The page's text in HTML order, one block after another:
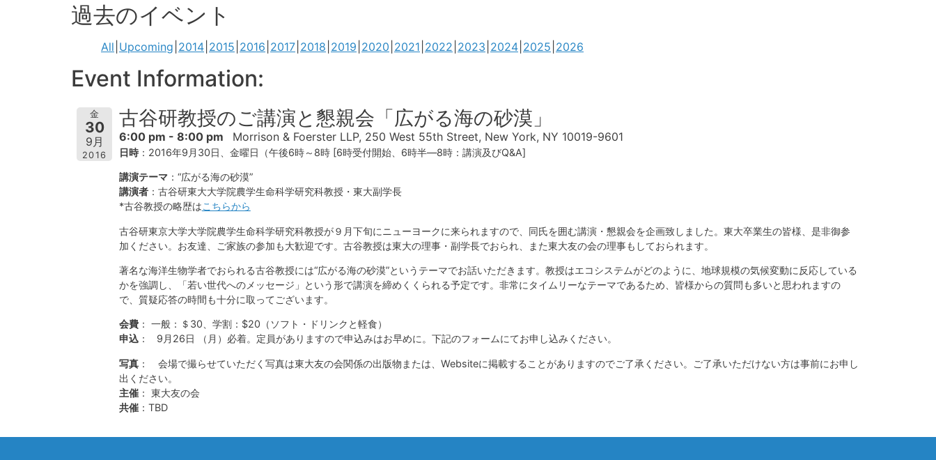
過去のイベント
All Upcoming 2014 2015 2016 2017 2018 2019 2020 2021 2022 2023 2024 2025 2026
Event Information:
金
30
9月
2016
古谷研教授のご講演と懇親会「広がる海の砂漠」
6:00 pm - 8:00 pm Morrison & Foerster LLP, 250 West 55th Street, New York, NY 10019-9601
日時：2016年9月30日、金曜日（午後6時～8時 [6時受付開始、6時半―8時：講演及びQ&A]
講演テーマ：“広がる海の砂漠”
講演者：古谷研東大大学院農学生命科学研究科教授・東大副学長
*古谷教授の略歴はこちらから
古谷研東京大学大学院農学生命科学研究科教授が９月下旬にニューヨークに来られますので、同氏を囲む講演・懇親会を企画致しました。東大卒業生の皆様、是非御参
加ください。お友達、ご家族の参加も大歓迎です。古谷教授は東大の理事・副学長でおられ、また東大友の会の理事もしておられます。
著名な海洋生物学者でおられる古谷教授には“広がる海の砂漠”というテーマでお話いただきます。教授はエコシステムがどのように、地球規模の気候変動に反応している
かを強調し、「若い世代へのメッセージ」という形で講演を締めくくられる予定です。非常にタイムリーなテーマであるため、皆様からの質問も多いと思われますの
で、質疑応答の時間も十分に取ってございます。
会費： 一般：＄30、学割：$20（ソフト・ドリンクと軽食）
申込： 9月26日 （月）必着。定員がありますので申込みはお早めに。下記のフォームにてお申し込みください。
写真： 会場で撮らせていただく写真は東大友の会関係の出版物または、Websiteに掲載することがありますのでご了承ください。ご了承いただけない方は事前にお申し
出ください。
主催： 東大友の会
共催：TBD